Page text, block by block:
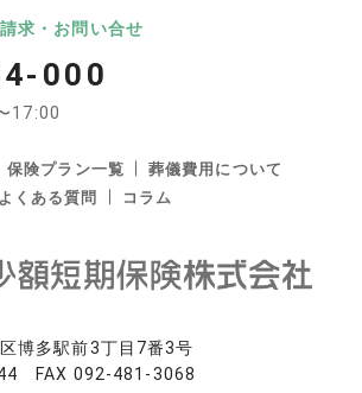
フドット） いいお墓-永代供養墓版
樹木葬なび
石・石材店ガイド
いくん
ん
総合サイト「いい仏壇」
求・お問い合せ
000
17:00
保険プラン一覧
葬儀費用について
よくある質問 コラム
博多駅前3丁目7番3号
FAX 092-481-3068